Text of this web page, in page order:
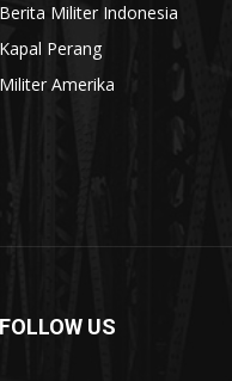
Berita Militer Indonesia
Kapal Perang
Militer Amerika
FOLLOW US